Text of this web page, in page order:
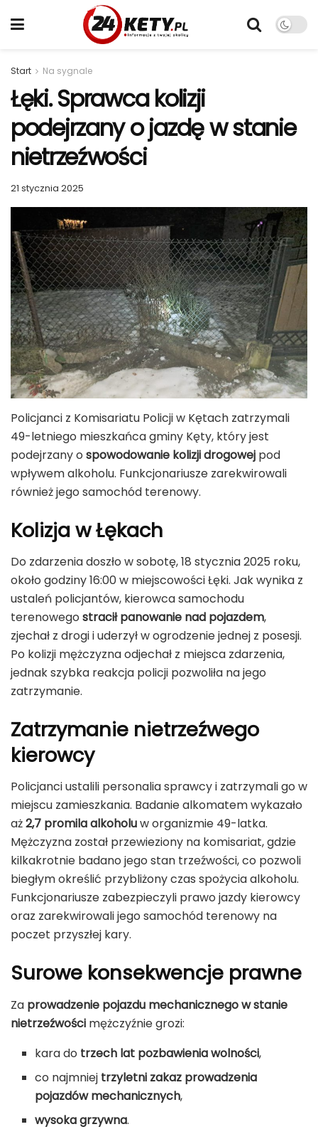
Start Na sygnale
Łęki. Sprawca kolizji
podejrzany o jazdę w stanie
nietrzeźwości
21 stycznia 2025
Policjanci z Komisariatu Policji w Kętach zatrzymali
49-letniego mieszkańca gminy Kęty, który jest
podejrzany o spowodowanie kolizji drogowej pod
wpływem alkoholu. Funkcjonariusze zarekwirowali
również jego samochód terenowy.
Kolizja w Łękach
Do zdarzenia doszło w sobotę, 18 stycznia 2025 roku,
około godziny 16:00 w miejscowości Łęki. Jak wynika z
ustaleń policjantów, kierowca samochodu
terenowego stracił panowanie nad pojazdem,
zjechał z drogi i uderzył w ogrodzenie jednej z posesji.
Po kolizji mężczyzna odjechał z miejsca zdarzenia,
jednak szybka reakcja policji pozwoliła na jego
zatrzymanie.
Zatrzymanie nietrzeźwego
kierowcy
Policjanci ustalili personalia sprawcy i zatrzymali go w
miejscu zamieszkania. Badanie alkomatem wykazało
aż2,7 promila alkoholuw organizmie 49-latka.
Mężczyzna został przewieziony na komisariat, gdzie
kilkakrotnie badano jego stan trzeźwości, co pozwoli
biegłym określić przybliżony czas spożycia alkoholu.
Funkcjonariusze zabezpieczyli prawo jazdy kierowcy
oraz zarekwirowali jego samochód terenowy na
poczet przyszłej kary.
Surowe konsekwencje prawne
Za prowadzenie pojazdu mechanicznego w stanie
nietrzeźwości mężczyźnie grozi:
kara do trzech lat pozbawienia wolności,
co najmniej trzyletni zakaz prowadzenia
pojazdów mechanicznych,
wysoka grzywna.